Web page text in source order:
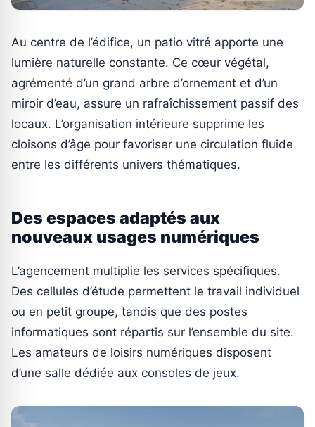
Au centre de l’édifice, un patio vitré apporte une
lumière naturelle constante. Ce cœur végétal,
agrémenté d’un grand arbre d’ornement et d’un
miroir d’eau, assure un rafraîchissement passif des
locaux. L’organisation intérieure supprime les
cloisons d’âge pour favoriser une circulation fluide
entre les différents univers thématiques.
Des espaces adaptés aux
nouveaux usages numériques
L’agencement multiplie les services spécifiques.
Des cellules d’étude permettent le travail individuel
ou en petit groupe, tandis que des postes
informatiques sont répartis sur l’ensemble du site.
Les amateurs de loisirs numériques disposent
d’une salle dédiée aux consoles de jeux.